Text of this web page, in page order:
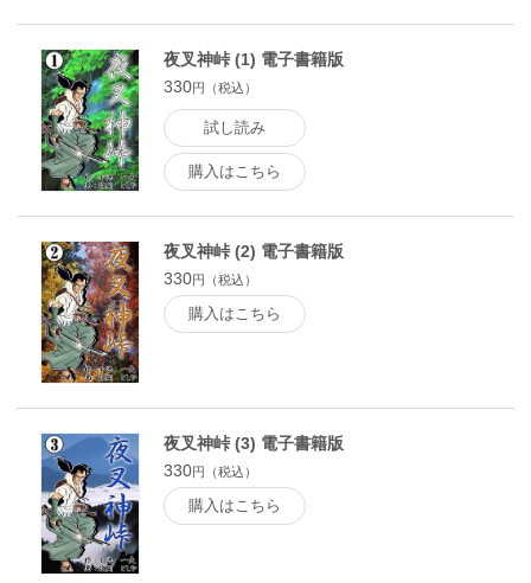
夜叉神峠 (1) 電子書籍版
330円（税込）
試し読み
購入はこちら
夜叉神峠 (2) 電子書籍版
330円（税込）
購入はこちら
夜叉神峠 (3) 電子書籍版
330円（税込）
購入はこちら